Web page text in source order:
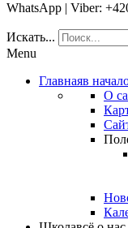
WhatsApp | Viber:
Искать...
Menu
Главнаяв
О